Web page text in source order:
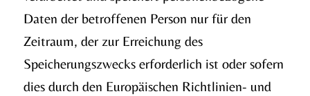
Daten der betroffenen Person nur für den
Zeitraum, der zur Erreichung des
Speicherungszwecks erforderlich ist oder sofern
dies durch den Europäischen Richtlinien- und